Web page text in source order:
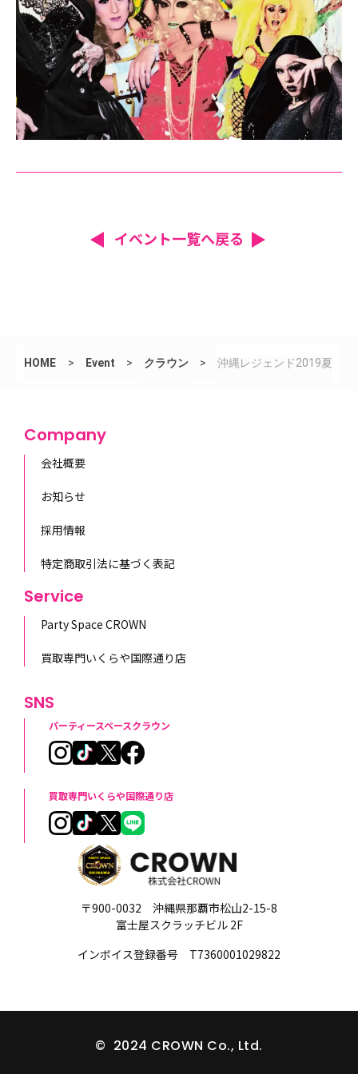
イベント一覧へ戻る
HOME > Event > クラウン > 沖縄レジェンド2019夏
〒900-0032 沖縄県那覇市松山2-15-8
富士屋スクラッチビル 2F
インボイス登録番号 T7360001029822
Company
会社概要
お知らせ
採用情報
特定商取引法に基づく表記
Service
Party Space CROWN
買取専門いくらや国際通り店
SNS
パーティースペースクラウン
買取専門いくらや国際通り店
© 2024 CROWN Co., Ltd.